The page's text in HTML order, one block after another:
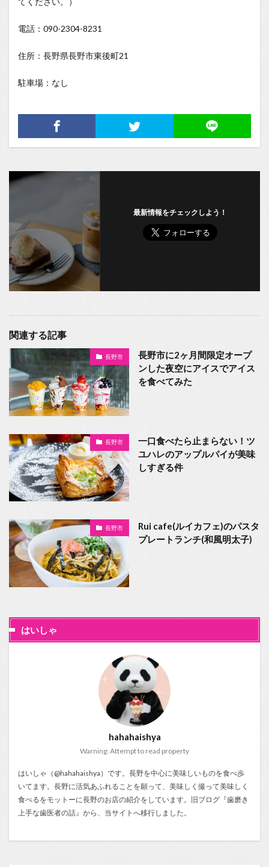
電話：090-2304-8231
住所：長野県長野市東後町21
駐車場：なし
最新情報をチェックしよう！
関連する記事
長野市
長野市に2ヶ月間限定オープ
ンした夜空にアイスでアイス
を食べてみた
長野市
一口食べたら止まらない！ツ
ユハレのアップルパイが美味
しすぎる件
長野市
Rui cafe(ルイカフェ)のパスタ
プレートランチ(和風明太子)
はいしゃ
hahahaishya
Warning: Attempt to read property
はいしゃ（@hahahaishya）です。長野を中心に美味しいものを食べ歩
いてます。長野に活気あふれることを願って、美味しく撮って美味しく
食べるをモットーに長野のお店の紹介をしています。旧ブログ『歯磨き
上手な歯医者の話 』から、当サイトへ移行しました。